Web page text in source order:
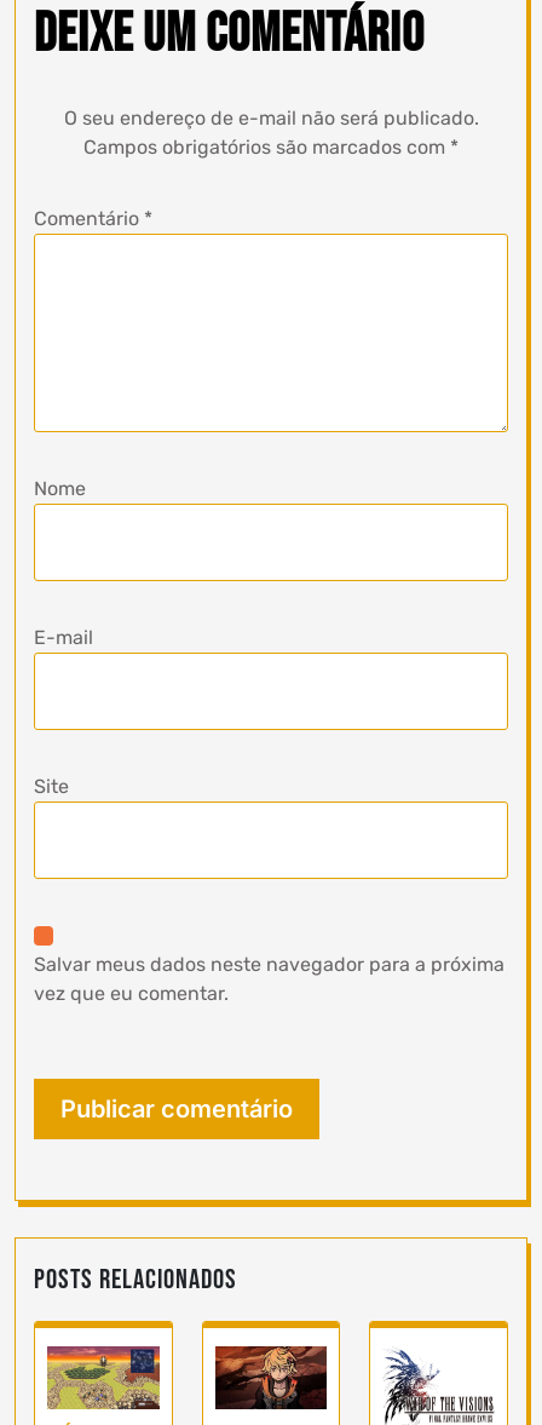
Deixe um comentário
O seu endereço de e-mail não será publicado.
Campos obrigatórios são marcados com *
Comentário *
Nome
E-mail
Site
Salvar meus dados neste navegador para a próxima
vez que eu comentar.
Posts Relacionados